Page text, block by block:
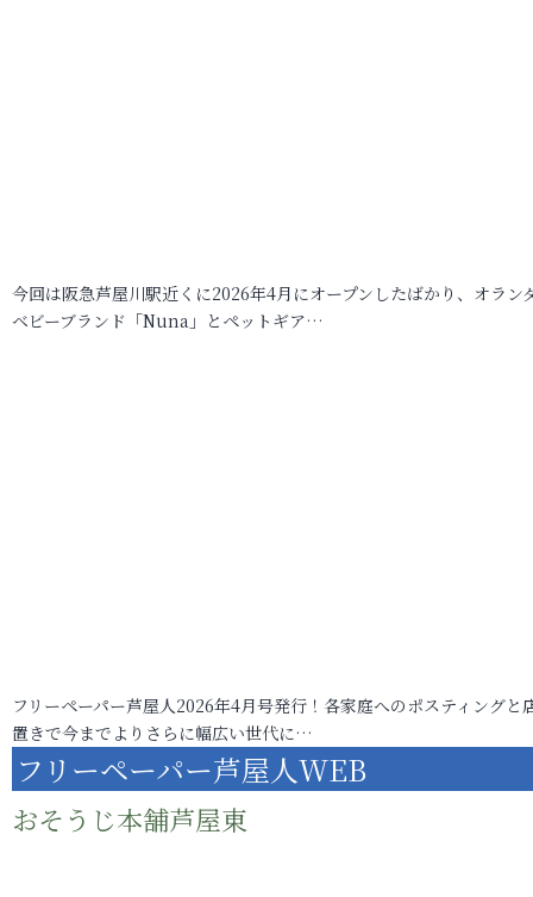
今回は阪急芦屋川駅近くに2026年4月にオープンしたばかり、オラン
ベビーブランド「Nuna」とペットギア…
フリーペーパー芦屋人2026年4月号発行！各家庭へのポスティングと
置きで今までよりさらに幅広い世代に…
フリーペーパー芦屋人WEB
おそうじ本舗芦屋東